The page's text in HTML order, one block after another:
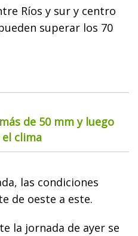
Ríos y sur y centro
superar los 70
de 50 mm y luego
clima
las condiciones
de oeste a este.
la jornada de ayer se